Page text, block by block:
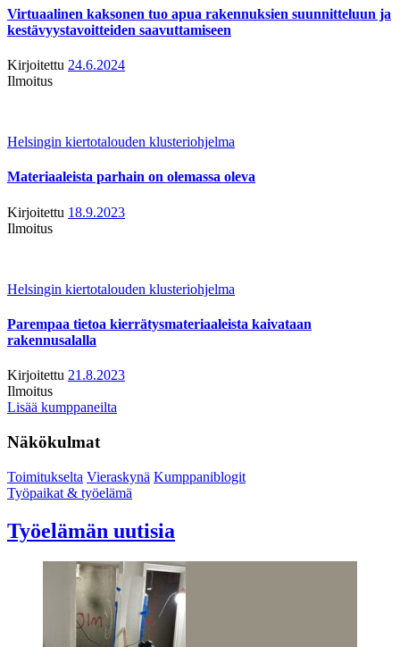
Virtuaalinen kaksonen tuo apua rakennuksien suunnitteluun ja
kestävyystavoitteiden saavuttamiseen
Kirjoitettu 24.6.2024
Ilmoitus
Helsingin kiertotalouden klusteriohjelma
Materiaaleista parhain on olemassa oleva
Kirjoitettu 18.9.2023
Ilmoitus
Helsingin kiertotalouden klusteriohjelma
Parempaa tietoa kierrätysmateriaaleista kaivataan
rakennusalalla
Kirjoitettu 21.8.2023
Ilmoitus
Lisää kumppaneilta
Näkökulmat
Toimitukselta Vieraskynä Kumppaniblogit
Työpaikat & työelämä
Työelämän uutisia